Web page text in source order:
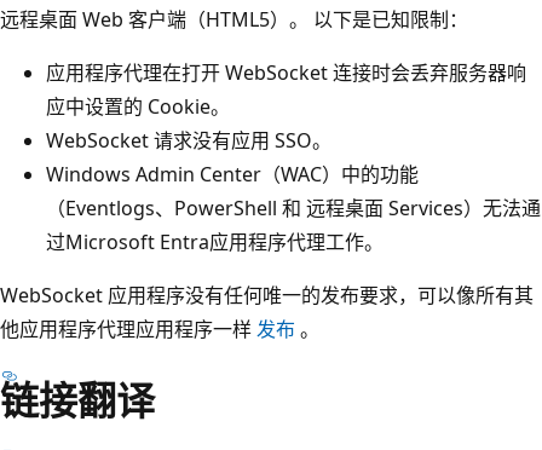
远程桌面 Web 客户端（HTML5）。 以下是已知限制：
应用程序代理在打开 WebSocket 连接时会丢弃服务器响
应中设置的 Cookie。
WebSocket 请求没有应用 SSO。
Windows Admin Center（WAC）中的功能
（Eventlogs、PowerShell 和 远程桌面 Services）无法通
过Microsoft Entra应用程序代理工作。
WebSocket 应用程序没有任何唯一的发布要求，可以像所有其
他应用程序代理应用程序一样发布 。
链接翻译